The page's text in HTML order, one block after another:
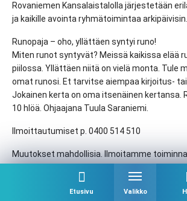
Etusivu Valikko
Rovaniemen Kansalaistalolla järjestetään
ja kaikille avointa ryhmätoimintaa arkipäivisin.
Runopaja – oho, yllättäen syntyi runo!
Miten runot syntyvät? Meissä kaikissa elää
piilossa. Yllättäen niitä on vielä monta. Tule
omat runosi. Et tarvitse aiempaa kirjoitus-
Jokainen kerta on oma itsenäinen kertansa.
10 hlöä. Ohjaajana Tuula Saraniemi.
Ilmoittautumiset p. 0400 514 510
Muutokset mahdollisia. Ilmoitamme
Rovaniemi-lehden seuratoimintapalstalla.